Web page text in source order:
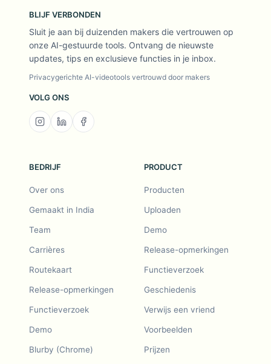
BLIJF VERBONDEN
Sluit je aan bij duizenden makers die vertrouwen op
onze AI-gestuurde tools. Ontvang de nieuwste
updates, tips en exclusieve functies in je inbox.
Privacygerichte AI-videotools vertrouwd door makers
VOLG ONS
BEDRIJF
Over ons
Gemaakt in India
Team
Carrières
Routekaart
Release-opmerkingen
Functieverzoek
Demo
Blurby (Chrome)
PRODUCT
Producten
Uploaden
Demo
Release-opmerkingen
Functieverzoek
Geschiedenis
Verwijs een vriend
Voorbeelden
Prijzen